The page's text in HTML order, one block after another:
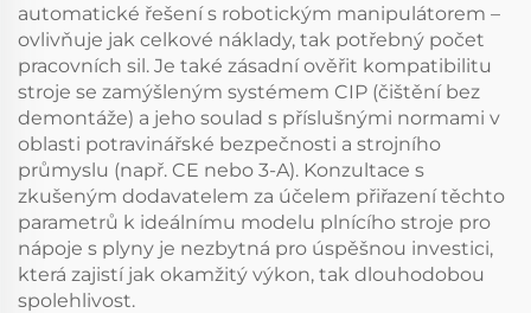
automatické řešení s robotickým manipulátorem –
ovlivňuje jak celkové náklady, tak potřebný počet
pracovních sil. Je také zásadní ověřit kompatibilitu
stroje se zamýšleným systémem CIP (čištění bez
demontáže) a jeho soulad s příslušnými normami v
oblasti potravinářské bezpečnosti a strojního
průmyslu (např. CE nebo 3-A). Konzultace s
zkušeným dodavatelem za účelem přiřazení těchto
parametrů k ideálnímu modelu plnícího stroje pro
nápoje s plyny je nezbytná pro úspěšnou investici,
která zajistí jak okamžitý výkon, tak dlouhodobou
spolehlivost.